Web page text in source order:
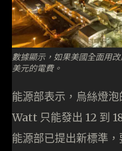
數據顯示，如果美國全面用
美元的電費。
能源部表示，烏絲燈
Watt 只能發出 12 到
能源部已提出新標準